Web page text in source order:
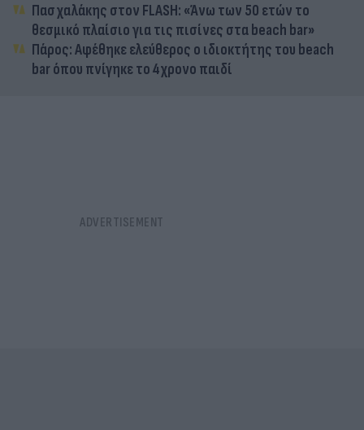
Πασχαλάκης στον FLASH: «Άνω των 50 ετών το
θεσμικό πλαίσιο για τις πισίνες στα beach bar»
Πάρος: Αφέθηκε ελεύθερος ο ιδιοκτήτης του beach
bar όπου πνίγηκε το 4χρονο παιδί